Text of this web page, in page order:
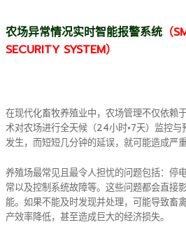
农场异常情况实时智能报警系统 （
SECURITY SYSTEM）
在现代化畜牧养殖业中，农场管理不仅依赖
术对农场进行全天候（24小时×7天）监控
发生，而短短几分钟的延误，就可能造成严重
养殖场最常见且最令人担忧的问题包括：停
常以及控制系统故障等。这些问题都会直接
能。如果不能及时发现并处理，可能导致畜
产效率降低，甚至造成巨大的经济损失。